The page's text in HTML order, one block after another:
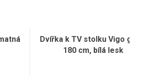
Dvířka k TV stolku Vigo glass
180 cm, bílá lesk